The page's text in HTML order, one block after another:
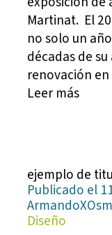
Martinat. El
no solo un
décadas de
renovación
Leer más
ejemplo de
Publicado el
Diseño